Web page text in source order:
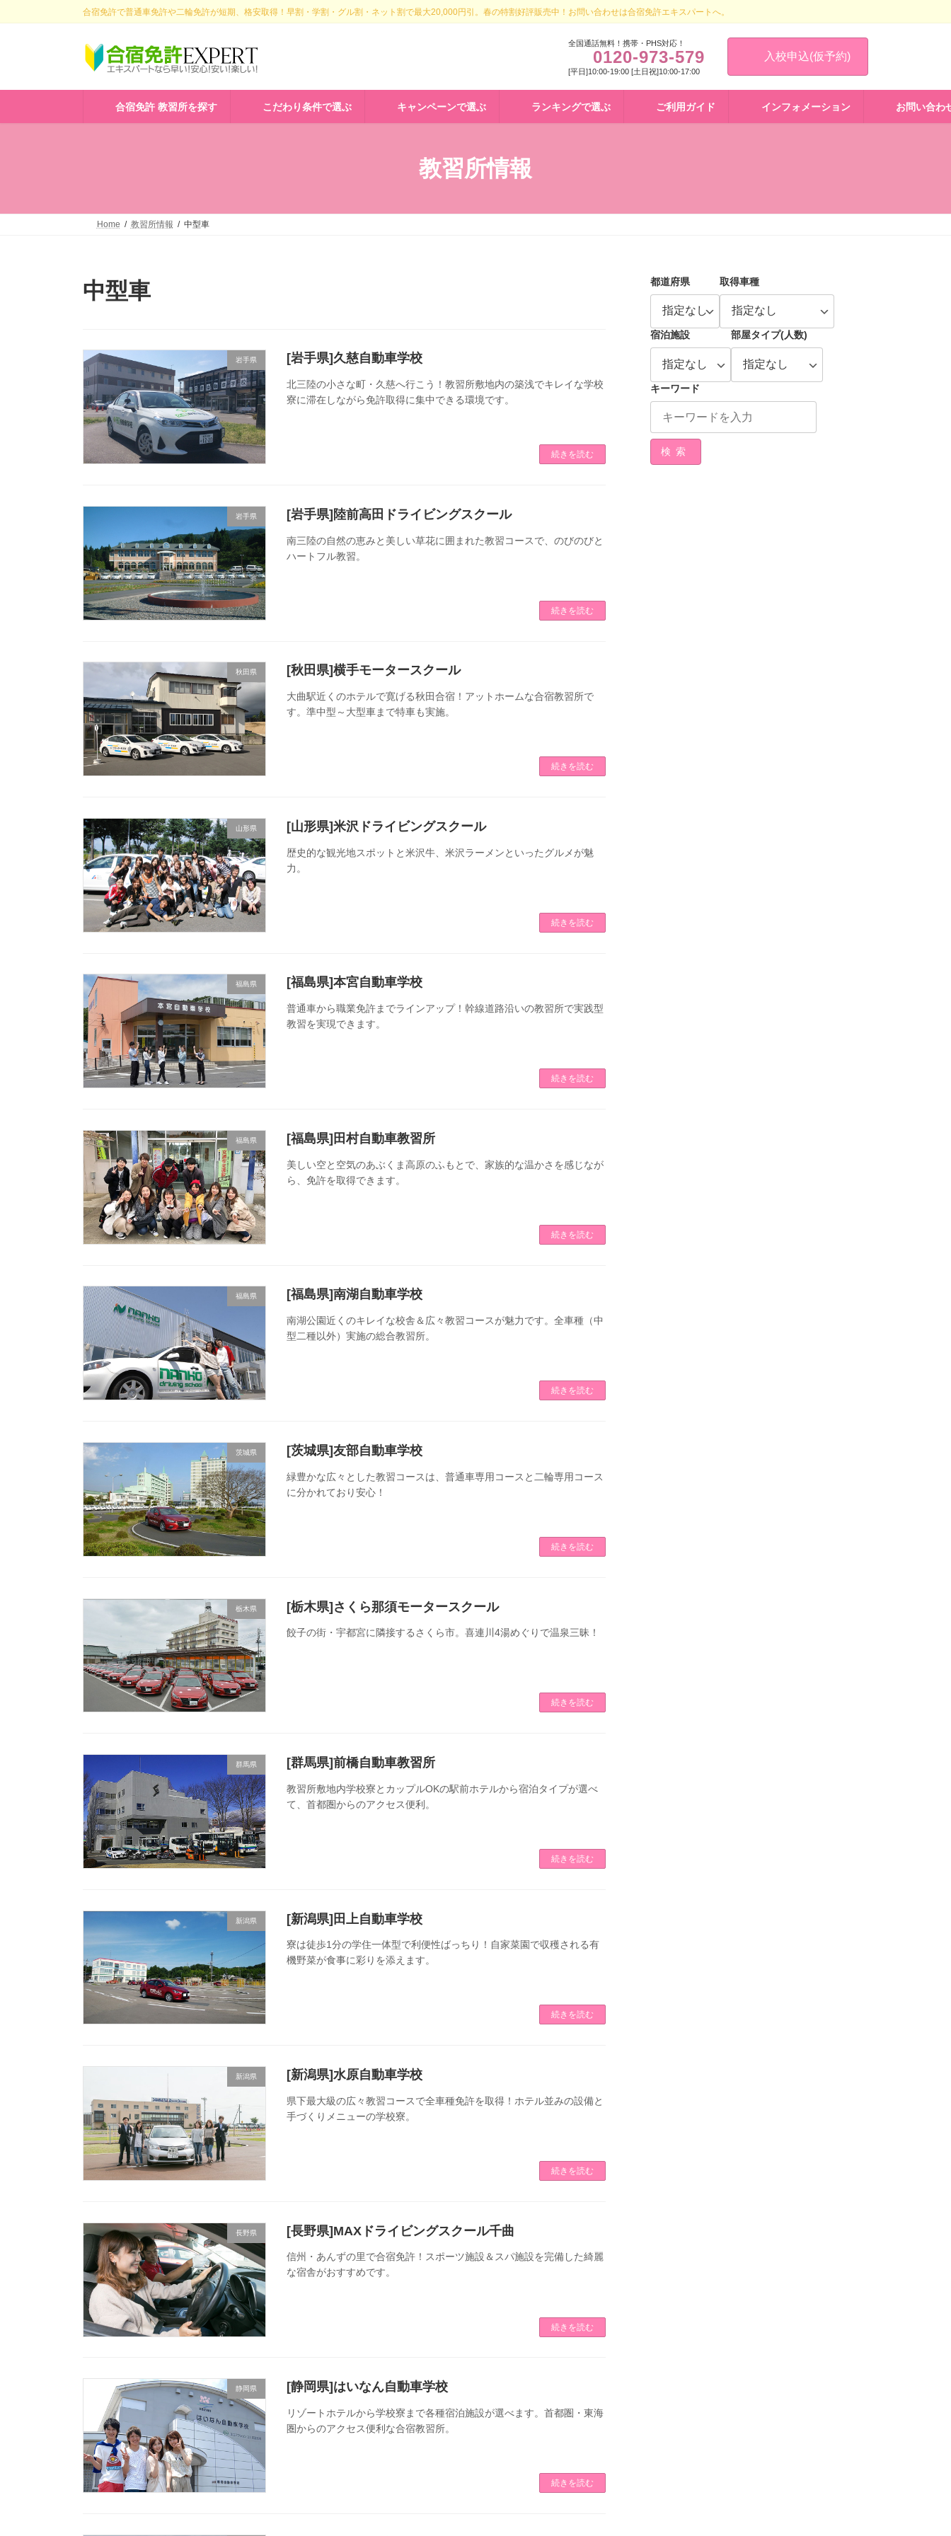
ン
ッ
ビ
移
合宿免許で普通車免許や二輪免許が短期、格安取得！早割・学割・グル割・ネット割で最大20,000円引。春の特割好評販売中！お問い合わせは合宿免許エキスパートへ。
全国通話無料！携帯・PHS対応！
0120-973-579
[平日]10:00-19:00 [土日祝]10:00-17:00
入校申込(仮予約)
合宿免許 教習所を探す こだわり条件で選ぶ キャンペーンで選ぶ ランキングで選ぶ ご利用ガイド インフォメーション お問い合わ
教習所情報
Home 教習所情報 中型車
中型車
岩手県 [岩手県]久慈自動車学校
北三陸の小さな町・久慈へ行こう！教習所敷地内の築浅でキレイな学校
寮に滞在しながら免許取得に集中できる環境です。
続きを読む
岩手県 [岩手県]陸前高田ドライビングスクール
南三陸の自然の恵みと美しい草花に囲まれた教習コースで、のびのびと
ハートフル教習。
続きを読む
秋田県 [秋田県]横手モータースクール
大曲駅近くのホテルで寛げる秋田合宿！アットホームな合宿教習所で
す。準中型～大型車まで特車も実施。
続きを読む
山形県 [山形県]米沢ドライビングスクール
歴史的な観光地スポットと米沢牛、米沢ラーメンといったグルメが魅
力。
続きを読む
福島県 [福島県]本宮自動車学校
普通車から職業免許までラインアップ！幹線道路沿いの教習所で実践型
教習を実現できます。
続きを読む
福島県 [福島県]田村自動車教習所
美しい空と空気のあぶくま高原のふもとで、家族的な温かさを感じなが
ら、免許を取得できます。
続きを読む
福島県 [福島県]南湖自動車学校
南湖公園近くのキレイな校舎＆広々教習コースが魅力です。全車種（中
型二種以外）実施の総合教習所。
続きを読む
茨城県 [茨城県]友部自動車学校
緑豊かな広々とした教習コースは、普通車専用コースと二輪専用コース
に分かれており安心！
続きを読む
栃木県 [栃木県]さくら那須モータースクール
餃子の街・宇都宮に隣接するさくら市。喜連川4湯めぐりで温泉三昧！
続きを読む
群馬県 [群馬県]前橋自動車教習所
教習所敷地内学校寮とカップルOKの駅前ホテルから宿泊タイプが選べ
て、首都圏からのアクセス便利。
続きを読む
新潟県 [新潟県]田上自動車学校
寮は徒歩1分の学住一体型で利便性ばっちり！自家菜園で収穫される有
機野菜が食事に彩りを添えます。
続きを読む
新潟県 [新潟県]水原自動車学校
県下最大級の広々教習コースで全車種免許を取得！ホテル並みの設備と
手づくりメニューの学校寮。
続きを読む
長野県 [長野県]MAXドライビングスクール千曲
信州・あんずの里で合宿免許！スポーツ施設＆スパ施設を完備した綺麗
な宿舎がおすすめです。
続きを読む
静岡県 [静岡県]はいなん自動車学校
リゾートホテルから学校寮まで各種宿泊施設が選べます。首都圏・東海
圏からのアクセス便利な合宿教習所。
続きを読む
都道府県 取得車種
宿泊施設 部屋タイプ(人数)
キーワード
検索